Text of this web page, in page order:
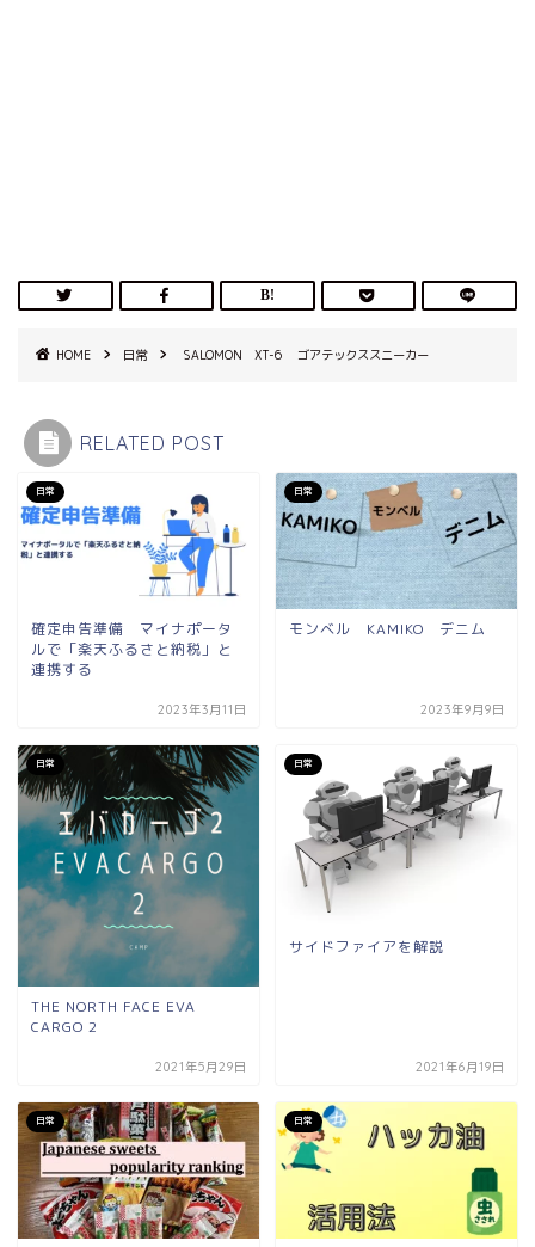
HOME 日常 SALOMON XT-6 ゴアテックススニーカー
RELATED POST
日常
確定申告準備 マイナポータ
ルで「楽天ふるさと納税」と
連携する
2023年3月11日
日常
モンベル KAMIKO デニム
2023年9月9日
日常
THE NORTH FACE EVA
CARGO 2
2021年5月29日
日常
サイドファイアを解説
2021年6月19日
日常 日常